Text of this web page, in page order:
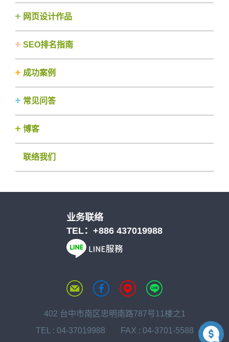
网页设计作品
SEO排名指南
成功案例
常见问答
博客
联络我们
业务联络
TEL： +886 437019988
402 台中市南区忠明南路787号11楼之1
TEL : 04-37019988 FAX : 04-3701-5588